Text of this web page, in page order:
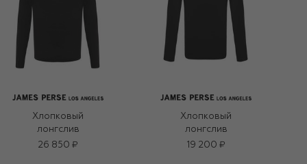
Хлопковый
лонгслив
26 850 ₽
Хлопковый
лонгслив
19 200 ₽